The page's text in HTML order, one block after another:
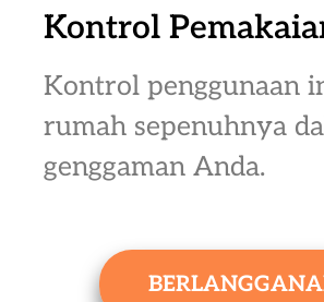
Kontrol
Kontrol penggunaan
rumah sepenuhnya
genggaman Anda.